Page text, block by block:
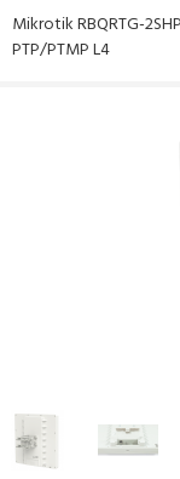
Mikrotik RBQRTG-
PTP/PTMP L4